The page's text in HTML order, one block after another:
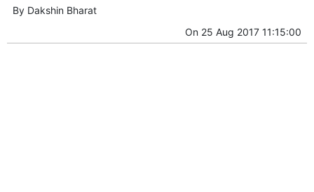
By Dakshin Bharat
On 25 Aug 2017 11:15:00